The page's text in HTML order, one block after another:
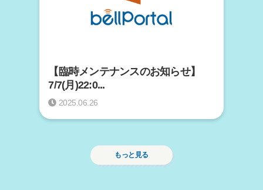
【臨時メンテナンスのお知らせ】
7/7(月)22:0...
2025.06.26
もっと見る